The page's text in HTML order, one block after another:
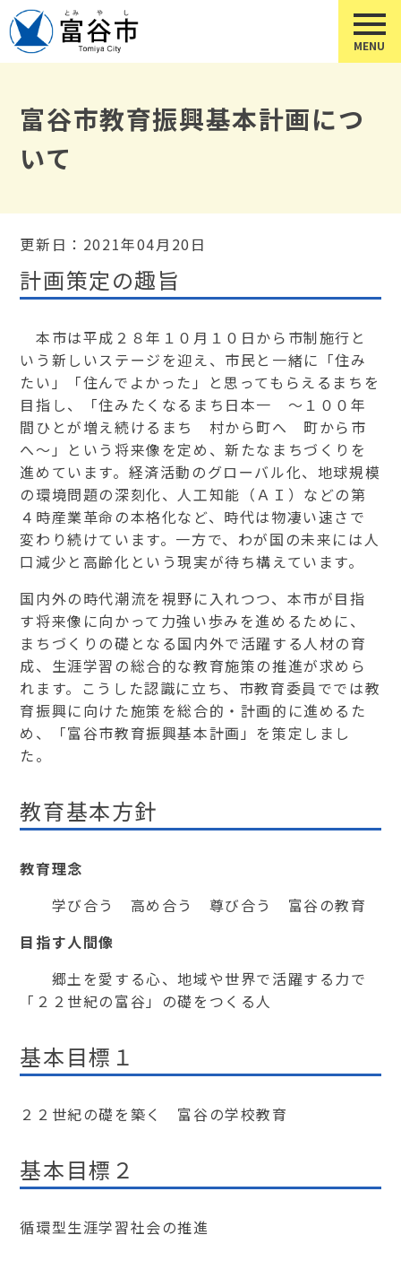
富谷市教育振興基本計画につ
いて
更新日：2021年04月20日
計画策定の趣旨
本市は平成２８年１０月１０日から市制施行と
いう新しいステージを迎え、市民と一緒に「住み
たい」「住んでよかった」と思ってもらえるまちを
目指し、「住みたくなるまち日本一 ～１００年
間ひとが増え続けるまち 村から町へ 町から市
へ～」という将来像を定め、新たなまちづくりを
進めています。経済活動のグローバル化、地球規模
の環境問題の深刻化、人工知能（ＡＩ）などの第
４時産業革命の本格化など、時代は物凄い速さで
変わり続けています。一方で、わが国の未来には人
口減少と高齢化という現実が待ち構えています。
国内外の時代潮流を視野に入れつつ、本市が目指
す将来像に向かって力強い歩みを進めるために、
まちづくりの礎となる国内外で活躍する人材の育
成、生涯学習の総合的な教育施策の推進が求めら
れます。こうした認識に立ち、市教育委員ででは教
育振興に向けた施策を総合的・計画的に進めるた
め、「富谷市教育振興基本計画」を策定しまし
た。
教育基本方針
教育理念
学び合う 高め合う 尊び合う 富谷の教育
目指す人間像
郷土を愛する心、地域や世界で活躍する力で
「２２世紀の富谷」の礎をつくる人
基本目標１
２２世紀の礎を築く 富谷の学校教育
基本目標２
循環型生涯学習社会の推進